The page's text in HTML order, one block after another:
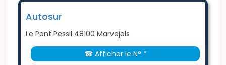
Autosur
Le Pont Pessil 48100 Marvejols
☎ Afficher le N° *